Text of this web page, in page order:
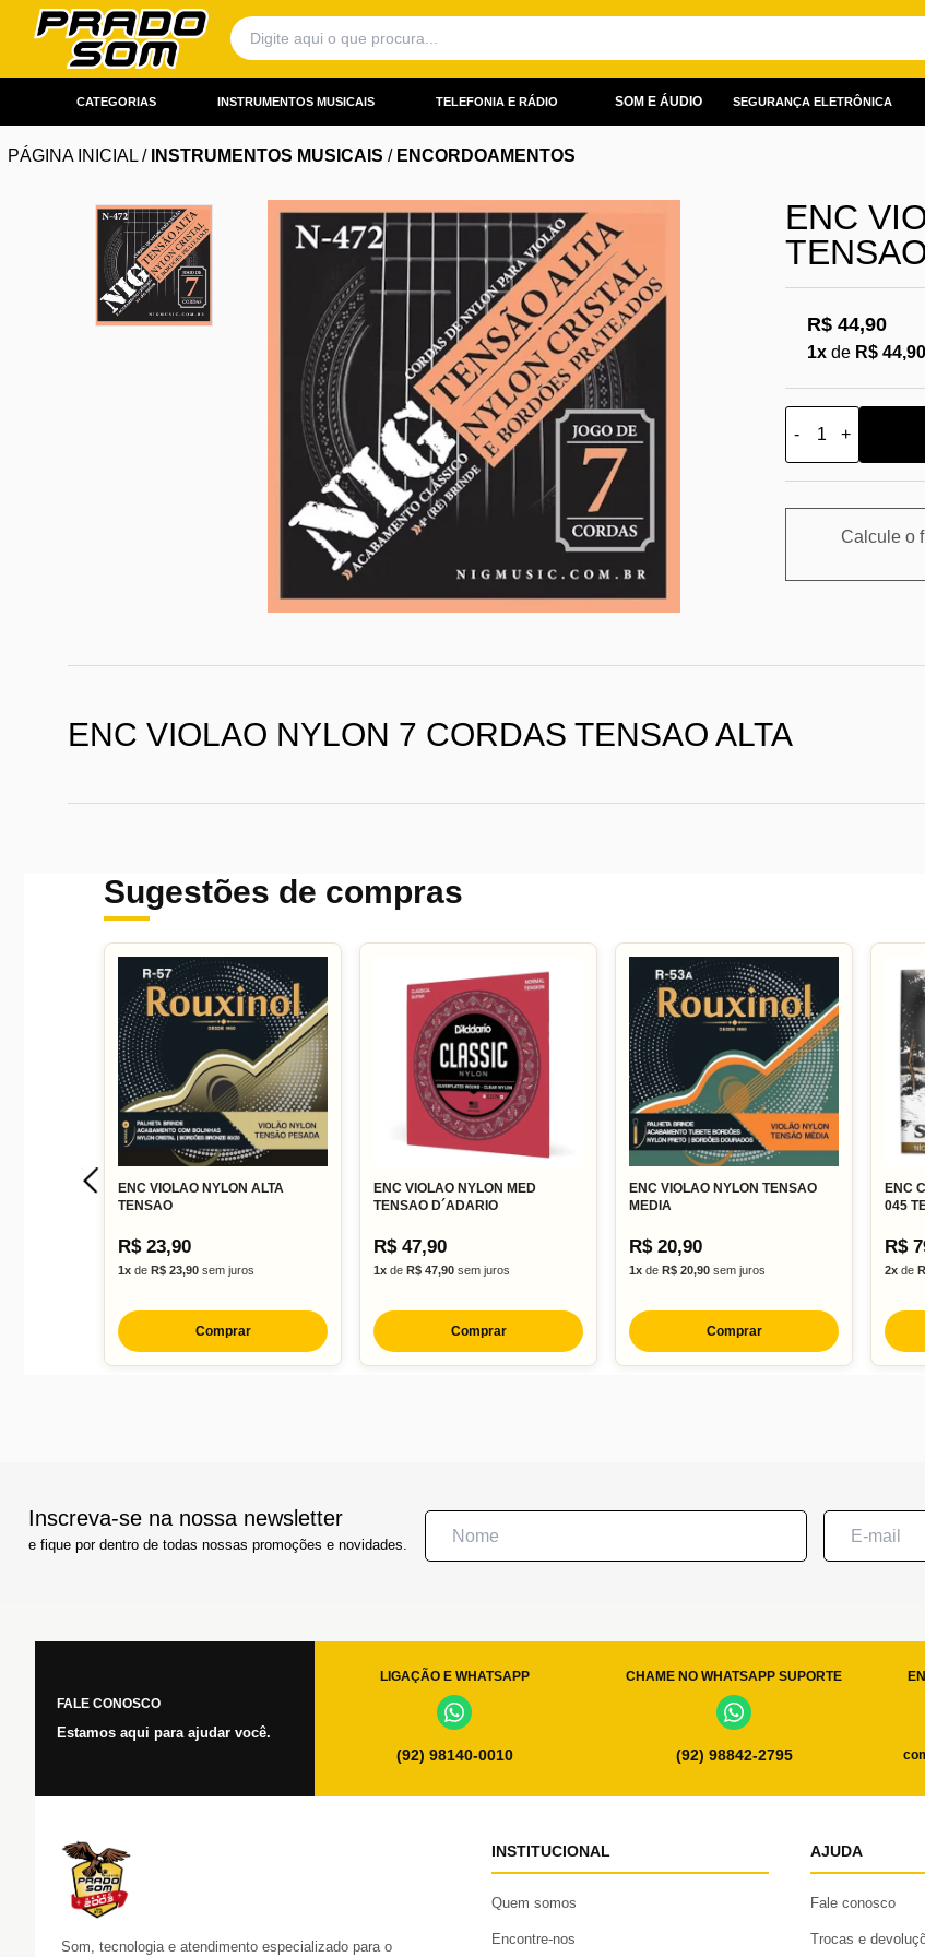
CATEGORIAS INSTRUMENTOS MUSICAIS TELEFONIA E RÁDIO SOM E ÁUDIO SEGURANÇA ELETRÔNICA
PÁGINA INICIAL / INSTRUMENTOS MUSICAIS / ENCORDOAMENTOS
ENC
R$ 44,90
1xde R$ 44,90
- +
Calcule o
ENC VIOLAO NYLON 7 CORDAS TENSAO ALTA
Sugestões de compras
ENC VIOLAO NYLON ALTA
TENSAO
R$ 23,90
1x de R$ 23,90 sem juros
Comprar
ENC VIOLAO NYLON MED
TENSAO D´ADARIO
R$ 47,90
1x de R$ 47,90 sem juros
Comprar
ENC VIOLAO NYLON TENSAO
MEDIA
R$ 20,90
1x de R$ 20,90 sem juros
Comprar
ENC
045
R$
2x de
Inscreva-se na nossa newsletter
e fique por dentro de todas nossas promoções e novidades.
FALE CONOSCO
Estamos aqui para ajudar você.
LIGAÇÃO E WHATSAPP
(92) 98140-0010
CHAME NO WHATSAPP SUPORTE
(92) 98842-2795
Som, tecnologia e atendimento especializado para o
INSTITUCIONAL
Quem somos
Encontre-nos
AJUDA
Fale conosco
Trocas e